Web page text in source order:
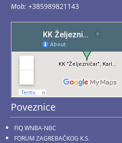
Mob: +385989821143
Poveznice
FIQ WNBA-NBC
FORUM ZAGREBAČKOG K.S.